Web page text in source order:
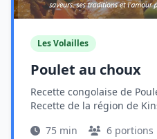
Les Volailles
Poulet au choux
Recette congolaise de
Recette de la région de
75 min
6 portions